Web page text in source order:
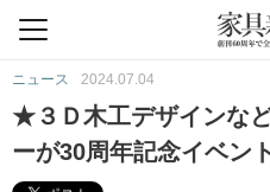
ニュース 2024.07.04
★３Ｄ木工デザインな
ーが30周年記念イベント